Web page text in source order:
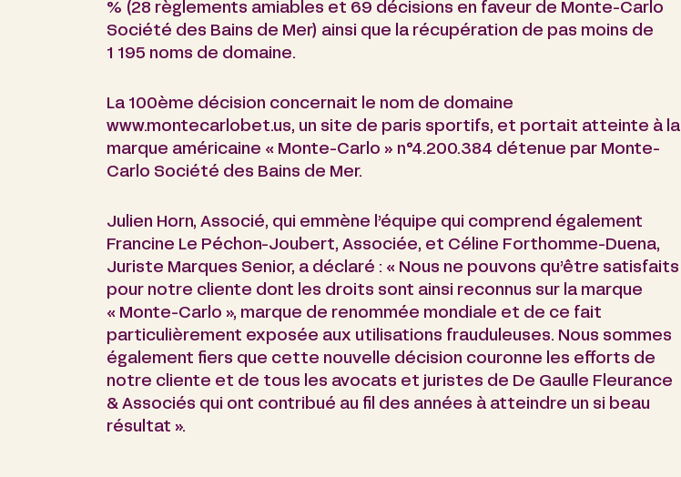
% (28 règlements amiables et 69 décisions en faveur de Monte-Carlo
Société des Bains de Mer) ainsi que la récupération de pas moins de
1 195 noms de domaine.
La 100ème décision concernait le nom de domaine
www.montecarlobet.us, un site de paris sportifs, et portait atteinte à la
marque américaine « Monte-Carlo » n°4.200.384 détenue par Monte-
Carlo Société des Bains de Mer.
Julien Horn, Associé, qui emmène l’équipe qui comprend également
Francine Le Péchon-Joubert, Associée, et Céline Forthomme-Duena,
Juriste Marques Senior, a déclaré : « Nous ne pouvons qu’être satisfaits
pour notre cliente dont les droits sont ainsi reconnus sur la marque
« Monte-Carlo », marque de renommée mondiale et de ce fait
particulièrement exposée aux utilisations frauduleuses. Nous sommes
également fiers que cette nouvelle décision couronne les efforts de
notre cliente et de tous les avocats et juristes de De Gaulle Fleurance
& Associés qui ont contribué au fil des années à atteindre un si beau
résultat ».